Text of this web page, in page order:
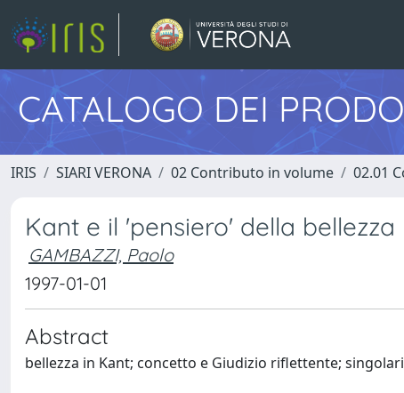
CATALOGO DEI
IRIS SIARI VERONA 02 Contributo in volume 02.01
Kant e il 'pensiero' della bellezza
GAMBAZZI, Paolo
1997-01-01
Abstract
bellezza in Kant; concetto e Giudizio riflettente;